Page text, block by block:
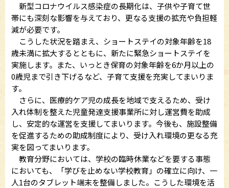
新型コロナウイルス感染症の長期化は、子供や子育て世
帯にも深刻な影響を与えており、更なる支援の拡充や負担軽
減が必要です。
こうした状況を踏まえ、ショートステイの対象年齢を18
歳未満に拡大するとともに、新たに緊急ショートステイを
実施します。また、いっとき保育の対象年齢を6か月以上の
0歳児まで引き下げるなど、子育て支援を充実してまいりま
す。
さらに、医療的ケア児の成長を地域で支えるため、受け
入れ体制を整えた児童発達支援事業所に対し運営費を助成
し、安定的な運営を支援してまいります。今後も、施設整備
を促進するための助成制度により、受け入れ環境の更なる充
実を図ってまいります。
教育分野においては、学校の臨時休業などを要する事態
においても、「学びを止めない学校教育」の確立に向け、一
人1台のタブレット端末を整備しました。こうした環境を活